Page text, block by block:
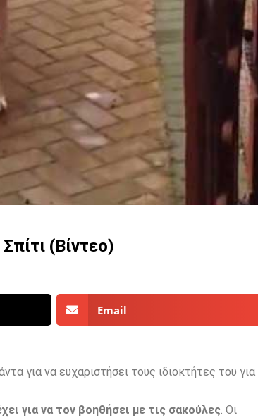
(Βίντεο)
Email
για να ευχαριστήσει τους ιδιοκτήτες του για
για να τον βοηθήσει με τις σακούλες. Οι